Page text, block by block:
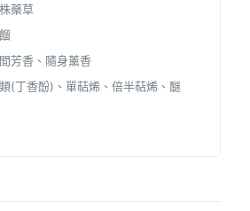
藥草
香、隨身薰香
(丁香酚)、單萜烯、倍半萜烯、醚